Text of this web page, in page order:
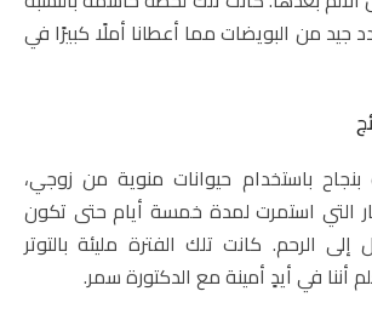
جيد من البويضات مما أعطانا أملًا كبيرًا في
بنجاح باستخدام حيوانات منوية من زوجي،
التي استمرت لمدة خمسة أيام حتى تكون
إلى الرحم. كانت تلك الفترة مليئة بالتوتر
أننا في أيدٍ أمينة مع الدكتورة سمر.